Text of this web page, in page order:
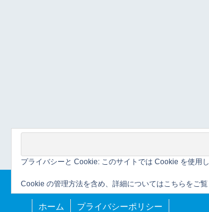
ホーム プライバシーポリシー
プライバシーと Cookie: このサイトでは Cookie を使用
Cookie の管理方法を含め、詳細についてはこちらをご